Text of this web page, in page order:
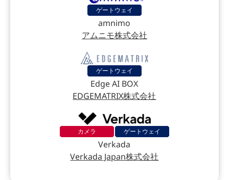
ゲートウェイ
amnimo
アムニモ株式会社
ゲートウェイ
Edge AI BOX
EDGEMATRIX株式会社
カメラ ゲートウェイ
Verkada
Verkada Japan株式会社